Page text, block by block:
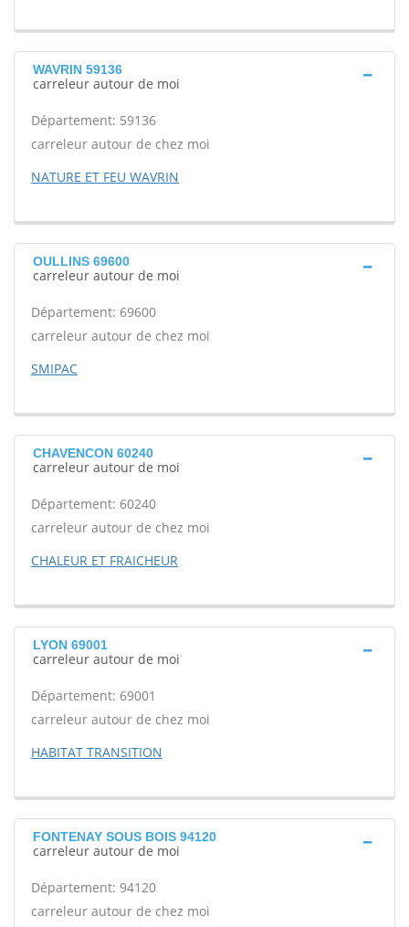
WAVRIN 59136
carreleur autour de moi
Département: 59136
carreleur autour de chez moi
NATURE ET FEU WAVRIN
OULLINS 69600
carreleur autour de moi
Département: 69600
carreleur autour de chez moi
SMIPAC
CHAVENCON 60240
carreleur autour de moi
Département: 60240
carreleur autour de chez moi
CHALEUR ET FRAICHEUR
LYON 69001
carreleur autour de moi
Département: 69001
carreleur autour de chez moi
HABITAT TRANSITION
FONTENAY SOUS BOIS 94120
carreleur autour de moi
Département: 94120
carreleur autour de chez moi